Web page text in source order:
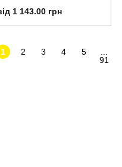
1 143.00 грн
1 2 3 4 5
91